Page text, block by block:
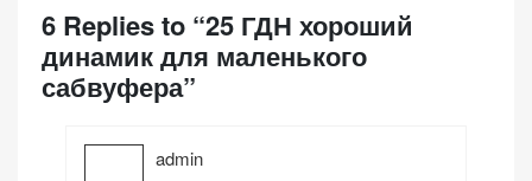
6 Replies to “25 ГДН хороший
динамик для маленького
сабвуфера”
admin